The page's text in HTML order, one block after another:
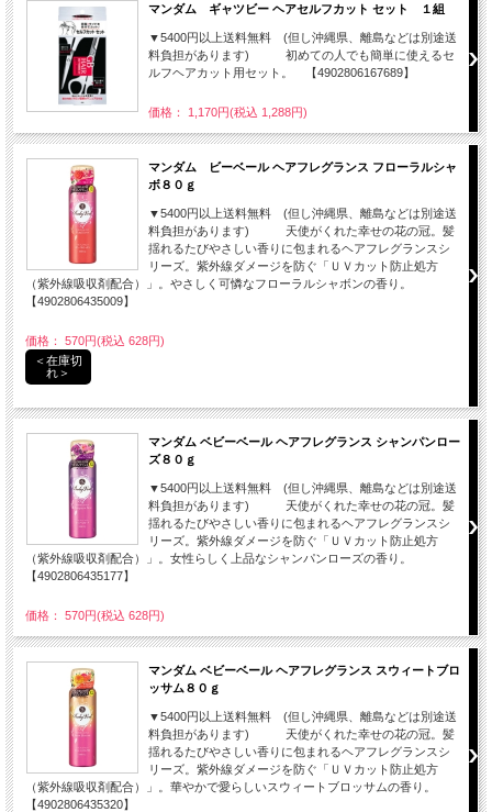
マンダム ギャツビー ヘアセルフカット セット １組
▼5400円以上送料無料 (但し沖縄県、離島などは別途送
料負担があります) 初めての人でも簡単に使えるセ
ルフヘアカット用セット。 【4902806167689】
価格： 1,170円(税込 1,288円)
マンダム ビーベール ヘアフレグランス フローラルシャ
ボ８０ｇ
▼5400円以上送料無料 (但し沖縄県、離島などは別途送
料負担があります) 天使がくれた幸せの花の冠。髪
揺れるたびやさしい香りに包まれるヘアフレグランスシ
リーズ。紫外線ダメージを防ぐ「ＵＶカット防止処方
（紫外線吸収剤配合）」。やさしく可憐なフローラルシャボンの香り。
【4902806435009】
価格： 570円(税込 628円)
＜在庫切
れ＞
マンダム ベビーベール ヘアフレグランス シャンパンロー
ズ８０ｇ
▼5400円以上送料無料 (但し沖縄県、離島などは別途送
料負担があります) 天使がくれた幸せの花の冠。髪
揺れるたびやさしい香りに包まれるヘアフレグランスシ
リーズ。紫外線ダメージを防ぐ「ＵＶカット防止処方
（紫外線吸収剤配合）」。女性らしく上品なシャンパンローズの香り。
【4902806435177】
価格： 570円(税込 628円)
マンダム ベビーベール ヘアフレグランス スウィートブロ
ッサム８０ｇ
▼5400円以上送料無料 (但し沖縄県、離島などは別途送
料負担があります) 天使がくれた幸せの花の冠。髪
揺れるたびやさしい香りに包まれるヘアフレグランスシ
リーズ。紫外線ダメージを防ぐ「ＵＶカット防止処方
（紫外線吸収剤配合）」。華やかで愛らしいスウィートブロッサムの香り。
【4902806435320】